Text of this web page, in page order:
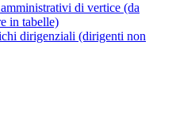
di vertice (da
in tabelle)
dirigenziali (dirigenti non